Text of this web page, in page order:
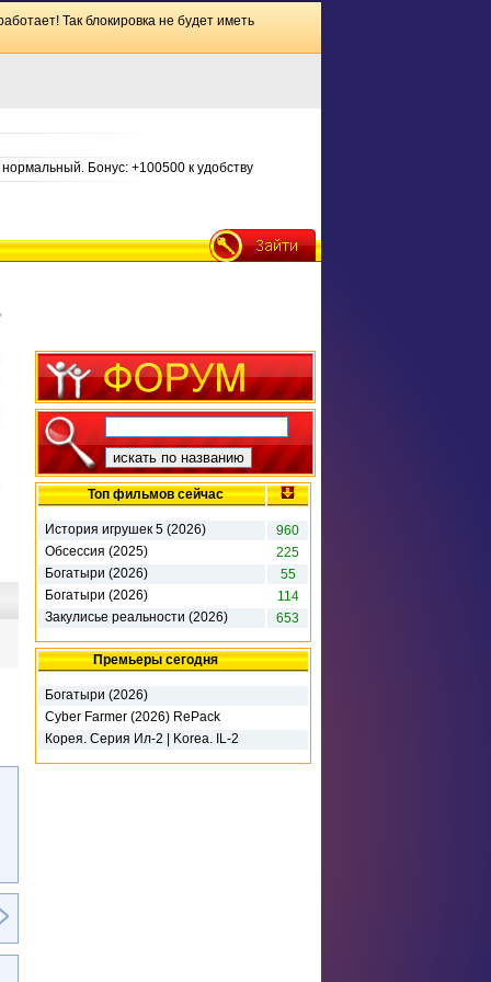
Так блокировка не будет иметь
Бонус: +100500 к удобству
Топ фильмов сейчас
История игрушек 5 (2026)
960
Обсессия (2025)
225
Богатыри (2026)
55
Богатыри (2026)
114
Закулисье реальности (2026)
653
Премьеры сегодня
Богатыри (2026)
Cyber Farmer (2026) RePack
Корея. Серия Ил-2 | Korea. IL-2